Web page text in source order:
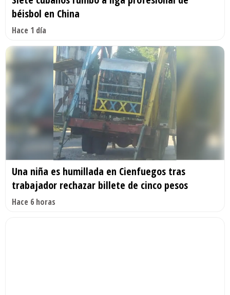
béisbol en China
Hace 1 día
Una niña es humillada en Cienfuegos tras
trabajador rechazar billete de cinco pesos
Hace 6 horas